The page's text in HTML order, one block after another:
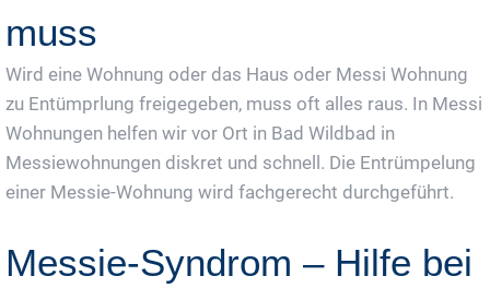
muss
Wird eine Wohnung oder das Haus oder Messi Wohnung
zu Entümprlung freigegeben, muss oft alles raus. In Messi
Wohnungen helfen wir vor Ort in Bad Wildbad in
Messiewohnungen diskret und schnell. Die Entrümpelung
einer Messie-Wohnung wird fachgerecht durchgeführt.
Messie-Syndrom – Hilfe bei